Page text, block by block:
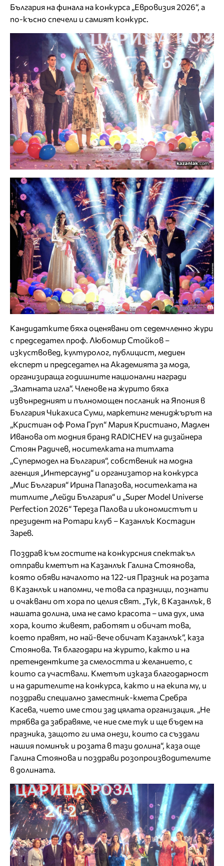
България на финала на конкурса „Евровизия 2026“, а
по-късно спечели и самият конкурс.
Кандидатките бяха оценявани от седемчленно жури
с председател проф. Любомир Стойков –
изкуствовед, културолог, публицист, медиен
експерт и председател на Академията за мода,
организираща годишните национални награди
„Златната игла“. Членове на журито бяха
извънредният и пълномощен посланик на Япония в
България Чикахиса Суми, маркетинг мениджърът на
„Кристиан оф Рома Груп“ Мария Кристиано, Мадлен
Иванова от модния бранд RADICHEV на дизайнера
Стоян Радичев, носителката на титлата
„Супермодел на България“, собственик на модна
агенция „Интерсаунд“ и организатор на конкурса
„Мис България“ Ирина Папазова, носителката на
титлите „Лейди България“ и „Super Model Universe
Perfection 2026“ Тереза Палова и икономистът и
президент на Ротари клуб – Казанлък Костадин
Зарев.
Поздрав към гостите на конкурсния спектакъл
отправи кметът на Казанлък Галина Стоянова,
която обяви началото на 122-ия Празник на розата
в Казанлък и напомни, че това са празници, познати
и очаквани от хора по целия свят. „Тук, в Казанлък, в
нашата долина, има не само красота – има дух, има
хора, които живеят, работят и обичат това,
което правят, но най-вече обичат Казанлък“, каза
Стоянова. Тя благодари на журито, както и на
претендентките за смелостта и желанието, с
които са участвали. Кметът изказа благодарност
и на дарителите на конкурса, както и на екипа му, и
поздрави специално заместник-кмета Сребра
Касева, чието име стои зад цялата организация. „Не
трябва да забравяме, че ние сме тук и ще бъдем на
празника, защото ги има онези, които са създали
нашия поминък и розата в тази долина“, каза още
Галина Стоянова и поздрави розопроизводителите
в долината.